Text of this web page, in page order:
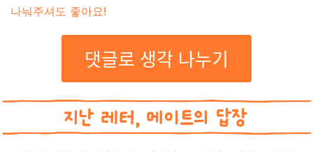
나눠주셔도 좋아요!
댓글로 생각 나누기